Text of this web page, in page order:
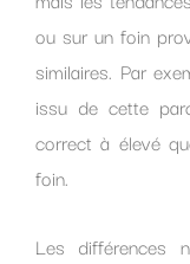
ou sur un foin
similaires. Par
issu de cette
correct à élevé
foin.
Les différences